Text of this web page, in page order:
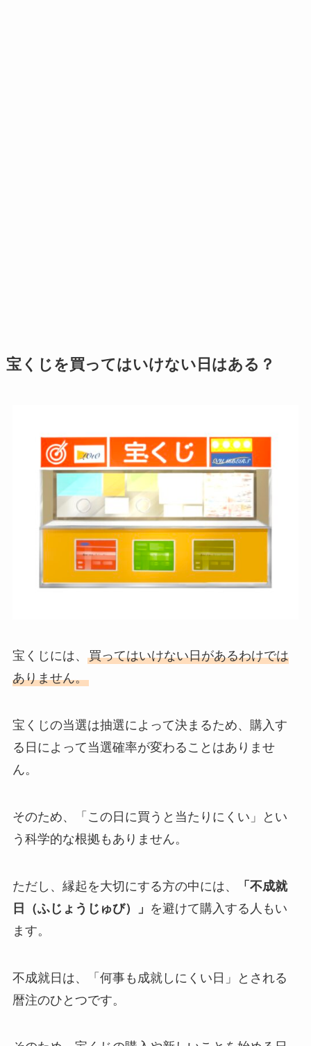
宝くじを買ってはいけない日はある？
宝くじには、 買ってはいけない日があるわけでは
ありません。
宝くじの当選は抽選によって決まるため、購入す
る日によって当選確率が変わることはありませ
ん。
そのため、「この日に買うと当たりにくい」とい
う科学的な根拠もありません。
ただし、縁起を大切にする方の中には、
「不成就
日（ふじょうじゅび）」 を避けて購入する人もい
ます。
不成就日は、「何事も成就しにくい日」とされる
暦注のひとつです。